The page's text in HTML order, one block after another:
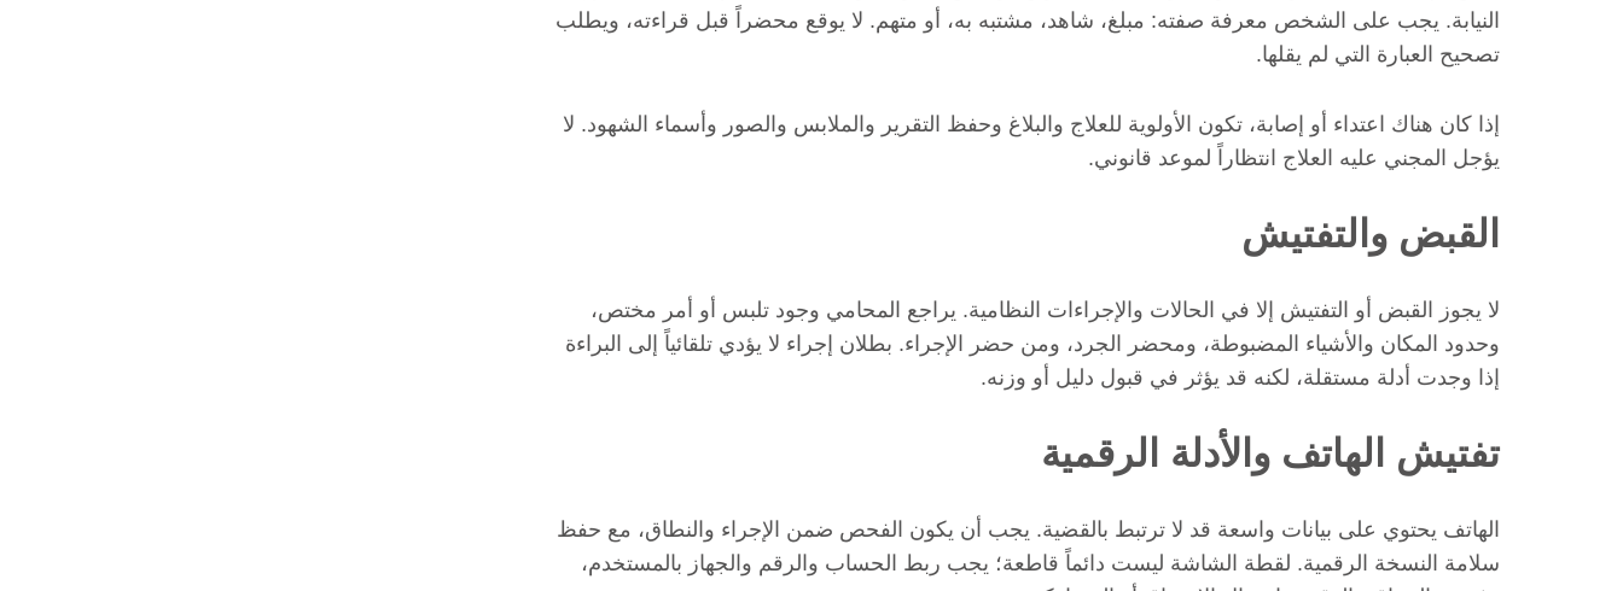
النيابة. يجب على الشخص معرفة صفته: مبلغ، شاهد، مشتبه به، أو متهم. لا يوقع محضراً قبل قراءته، ويطلب
تصحيح العبارة التي لم يقلها.
إذا كان هناك اعتداء أو إصابة، تكون الأولوية للعلاج والبلاغ وحفظ التقرير والملابس والصور وأسماء الشهود. لا
يؤجل المجني عليه العلاج انتظاراً لموعد قانوني.
القبض والتفتيش
لا يجوز القبض أو التفتيش إلا في الحالات والإجراءات النظامية. يراجع المحامي وجود تلبس أو أمر مختص،
وحدود المكان والأشياء المضبوطة، ومحضر الجرد، ومن حضر الإجراء. بطلان إجراء لا يؤدي تلقائياً إلى البراءة
إذا وجدت أدلة مستقلة، لكنه قد يؤثر في قبول دليل أو وزنه.
تفتيش الهاتف والأدلة الرقمية
الهاتف يحتوي على بيانات واسعة قد لا ترتبط بالقضية. يجب أن يكون الفحص ضمن الإجراء والنطاق، مع حفظ
سلامة النسخة الرقمية. لقطة الشاشة ليست دائماً قاطعة؛ يجب ربط الحساب والرقم والجهاز بالمستخدم،